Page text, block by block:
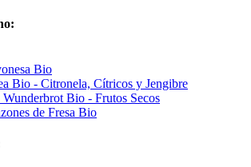
Bio
Bio - Citronela, Cítricos y Jengibre
Bio - Frutos Secos
de Fresa Bio